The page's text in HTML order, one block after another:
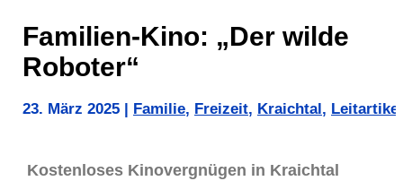
Familien-Kino: „Der wilde
Roboter“
23. März 2025 Familie, Freizeit, Kraichtal , Leitartikel
Kostenloses Kinovergnügen in Kraichtal